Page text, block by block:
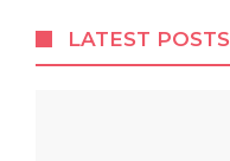
LATEST POSTS